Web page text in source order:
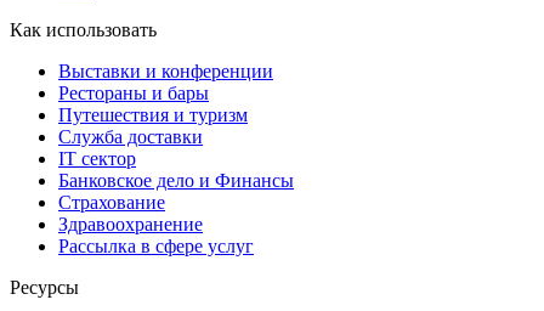
Как использовать
Выставки и конференции
Рестораны и бары
Путешествия и туризм
Служба доставки
IT сектор
Банковское дело и Финансы
Страхование
Здравоохранение
Рассылка в сфере услуг
Ресурсы